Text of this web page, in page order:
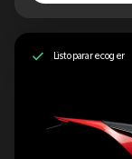
Listo para recoger